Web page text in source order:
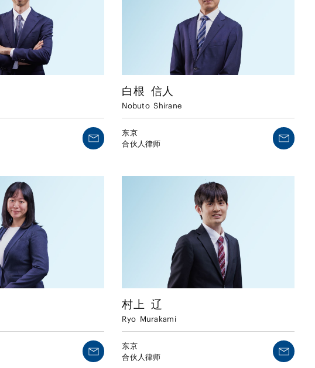
白根 信人
Nobuto Shirane
东京
合伙人律师
村上 辽
Ryo Murakami
东京
合伙人律师